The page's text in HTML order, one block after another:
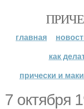
главная
как
прически и
7 октября